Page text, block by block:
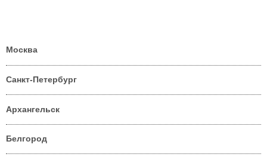
Москва
Санкт-Петербург
Архангельск
Белгород